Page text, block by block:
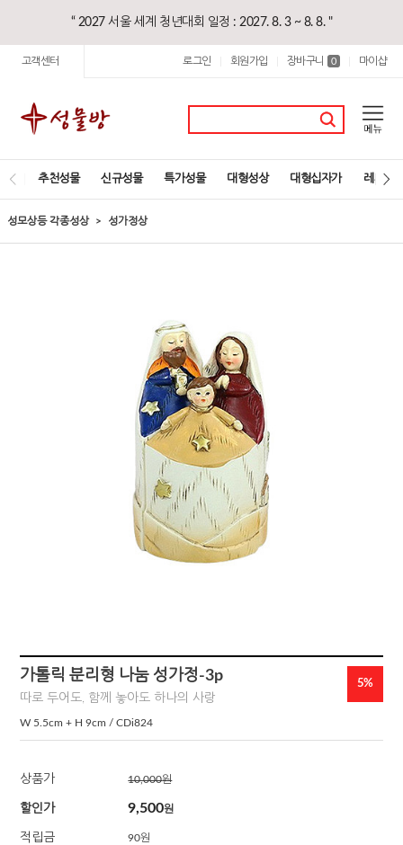
“ 2027 서울 세계 청년대회 일정 : 2027. 8. 3 ~ 8. 8. "
고객센터 로그인 회원가입 장바구니 0 마이샵
추천성물 신규성물 특가성물 대형성상 대형십자가 레지오
성모상등 각종성상 성가정상
가톨릭 분리형 나눔 성가정-3p
따로 두어도, 함께 놓아도 하나의 사랑
W 5.5cm + H 9cm / CDi824
5%
상품가 10,000원
할인가 9,500원
적립금 90원